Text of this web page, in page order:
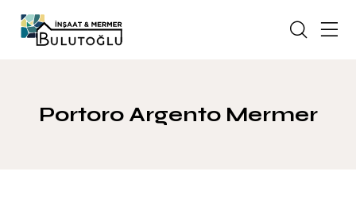
Portoro Argento Mermer